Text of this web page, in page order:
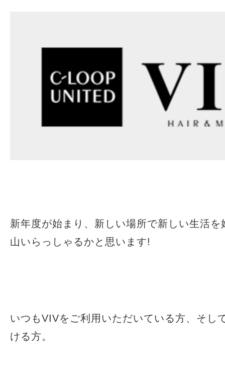
新年度が始まり、新しい場所で新しい生活を
山いらっしゃるかと思います!
いつもVIVをご利用いただいている方、そし
ける方。